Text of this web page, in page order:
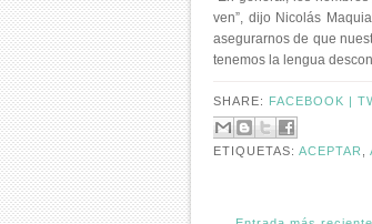
ven”, dijo Nicolás
asegurarnos de que
tenemos la lengua
SHARE: FACEBOOK |
ETIQUETAS: ACEPTAR